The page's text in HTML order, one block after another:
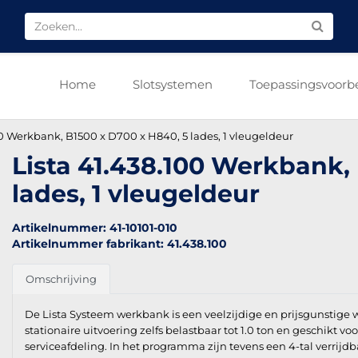
Home Slotsystemen
Werkbank, B1500 x D700 x H840, 5 lades, 1 vleugeldeur
Lista 41.438.100
lades, 1 vleugeldeur
Artikelnummer: 41-10101-010
Artikelnummer fabrikant: 41.438.100
Omschrijving
De Lista Systeem werkbank is een veelzijdige en
stationaire uitvoering zelfs belastbaar tot 1.0 ton en geschikt
serviceafdeling. In het programma zijn tevens een 4-tal